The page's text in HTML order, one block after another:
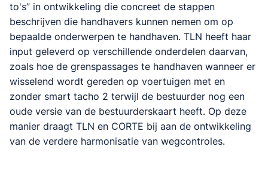
to's” in ontwikkeling die concreet de stappen
beschrijven die handhavers kunnen nemen om op
bepaalde onderwerpen te handhaven. TLN heeft haar
input geleverd op verschillende onderdelen daarvan,
zoals hoe de grenspassages te handhaven wanneer er
wisselend wordt gereden op voertuigen met en
zonder smart tacho 2 terwijl de bestuurder nog een
oude versie van de bestuurderskaart heeft. Op deze
manier draagt TLN en CORTE bij aan de ontwikkeling
van de verdere harmonisatie van wegcontroles.